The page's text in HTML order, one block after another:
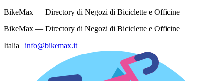
BikeMax — Directory di Negozi di Biciclette e Officine
BikeMax — Directory di Negozi di Biciclette e Officine
Italia | info@bikemax.it